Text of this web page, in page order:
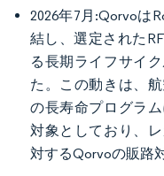
2026年7月:Qorvoは
結し、選定された
る長期ライフサイ
た。この動きは、
の長寿命プログラ
対象としており、
対するQorvoの販路